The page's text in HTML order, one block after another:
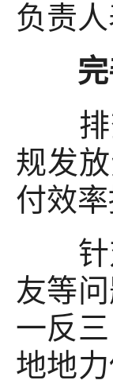
负责人
完善
排查
规发
付效
针对
友等
一反
地地